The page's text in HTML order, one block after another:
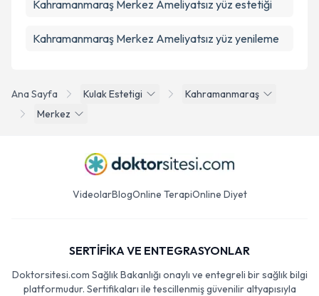
Ana Sayfa Kulak Estetigi
Kahramanmaraş
Merkez
Kahramanmaraş Merkez Ameliyatsız yüz estetiği
Kahramanmaraş Merkez Ameliyatsız yüz yenileme
VideolarBlogOnline TerapiOnline Diyet
SERTİFİKA VE ENTEGRASYONLAR
Doktorsitesi.com Sağlık Bakanlığı onaylı ve entegreli bir sağlık bilgi
platformudur. Sertifikaları ile tescillenmiş güvenilir altyapısıyla